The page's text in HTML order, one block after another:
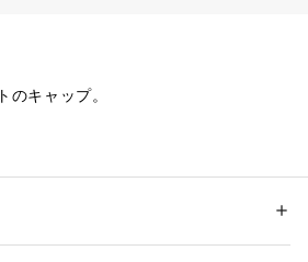
のキャップ。
ャコールグレー（014） ブラック（019） ポ